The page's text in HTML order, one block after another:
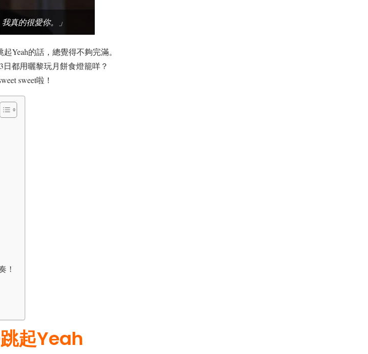
真的很愛你。」
Yeah的話，總覺得不夠完滿。
都用曬黎玩月餅食燈籠咩？
sweet啦！
！
起Yeah